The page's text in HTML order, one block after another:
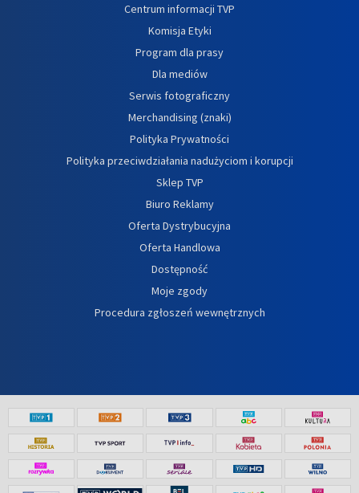
Centrum informacji TVP
Komisja Etyki
Program dla prasy
Dla mediów
Serwis fotograficzny
Merchandising (znaki)
Polityka Prywatności
Polityka przeciwdziałania nadużyciom i korupcji
Sklep TVP
Biuro Reklamy
Oferta Dystrybucyjna
Oferta Handlowa
Dostępność
Moje zgody
Procedura zgłoszeń wewnętrznych